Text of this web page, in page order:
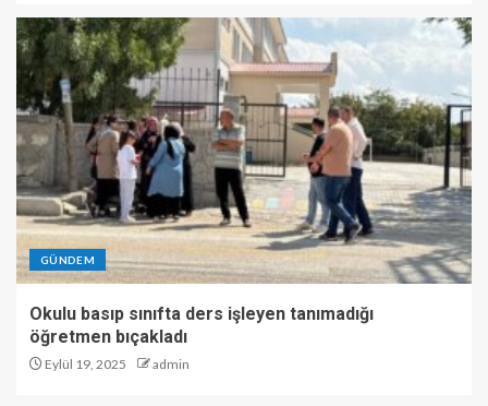
GÜNDEM
Okulu basıp sınıfta ders işleyen tanımadığı
öğretmen bıçakladı
Eylül 19, 2025 admin